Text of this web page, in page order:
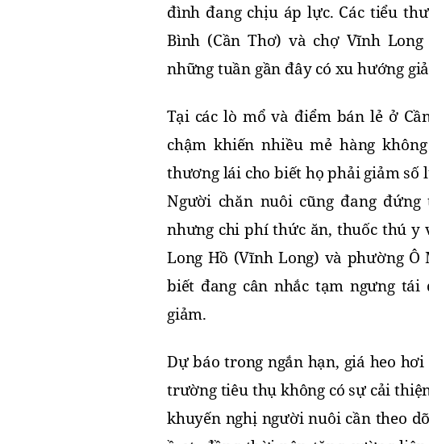
đình đang chịu áp lực. Các tiểu
Bình (Cần Thơ) và chợ Vĩnh
những tuần gần đây có xu hướng
Tại các lò mổ và điểm bán lẻ ở
chậm khiến nhiều mẻ hàng
thương lái cho biết họ phải giảm số
Người chăn nuôi cũng đang
nhưng chi phí thức ăn, thuốc thú y
Long Hồ (Vĩnh Long) và phường
biết đang cân nhắc tạm ngưng
giảm.
Dự báo trong ngắn hạn, giá heo
trường tiêu thụ không có sự cải
khuyến nghị người nuôi cần theo